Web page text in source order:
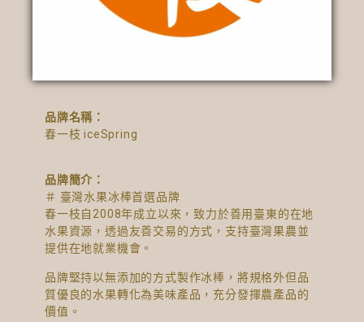
品牌名稱：
春一枝 iceSpring
品牌簡介：
＃ 臺灣水果冰棒首選品牌
春一枝自2008年成立以來，致力於善用臺東的在地
水果資源，透過友善交易的方式，支持臺灣果農並
提供在地就業機會。
品牌堅持以無添加的方式製作冰棒，將規格外但品
質優良的水果轉化為美味產品，充分發揮農產品的
價值。